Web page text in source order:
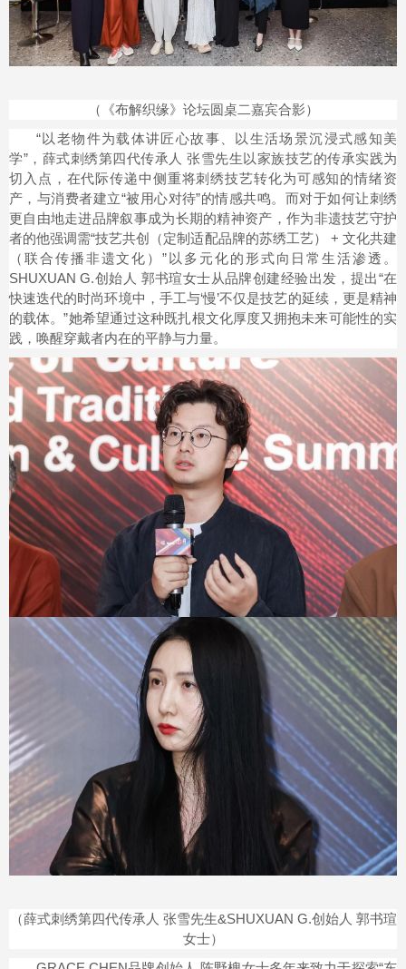
（《布解织缘》论坛圆桌二嘉宾合影）
“以老物件为载体讲匠心故事、以生活场景沉浸式感知美
学”，薛式刺绣第四代传承人 张雪先生以家族技艺的传承实践为
切入点，在代际传递中侧重将刺绣技艺转化为可感知的情绪资
产，与消费者建立“被用心对待”的情感共鸣。而对于如何让刺绣
更自由地走进品牌叙事成为长期的精神资产，作为非遗技艺守护
者的他强调需“技艺共创（定制适配品牌的苏绣工艺） + 文化共建
（联合传播非遗文化）”以多元化的形式向日常生活渗透。
SHUXUAN G.创始人 郭书瑄女士从品牌创建经验出发，提出“在
快速迭代的时尚环境中，手工与‘慢’不仅是技艺的延续，更是精神
的载体。”她希望通过这种既扎根文化厚度又拥抱未来可能性的实
践，唤醒穿戴者内在的平静与力量。
（薛式刺绣第四代传承人 张雪先生&SHUXUAN G.创始人 郭书瑄
女士）